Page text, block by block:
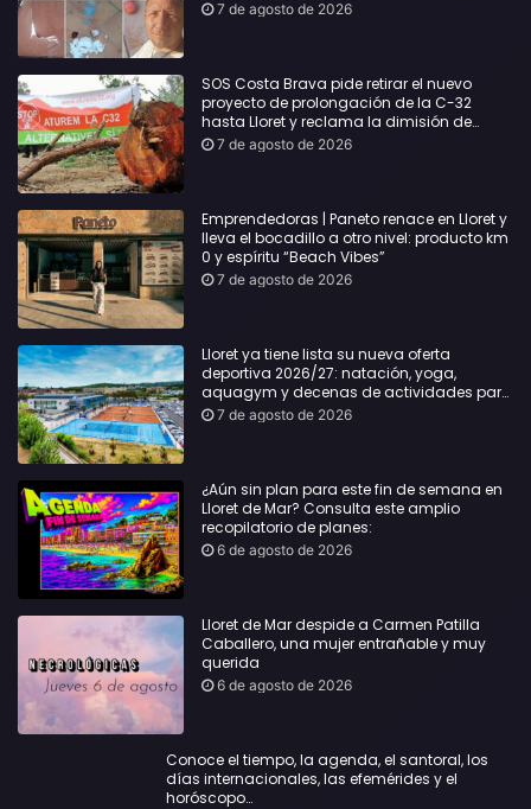
Lloret: Podría haber causado una
7 de agosto de 2026
SOS Costa Brava pide retirar el nuevo
proyecto de prolongación de la C-32
hasta Lloret y reclama la dimisión de
Sílvia Paneque
7 de agosto de 2026
Emprendedoras | Paneto renace en Lloret y
lleva el bocadillo a otro nivel: producto km
0 y espíritu “Beach Vibes”
7 de agosto de 2026
Lloret ya tiene lista su nueva oferta
deportiva 2026/27: natación, yoga,
aquagym y decenas de actividades para
todas las edades
7 de agosto de 2026
¿Aún sin plan para este fin de semana en
Lloret de Mar? Consulta este amplio
recopilatorio de planes:
6 de agosto de 2026
Lloret de Mar despide a Carmen Patilla
Caballero, una mujer entrañable y muy
querida
6 de agosto de 2026
Conoce el tiempo, la agenda, el santoral, los
días internacionales, las efemérides y el
horóscopo…